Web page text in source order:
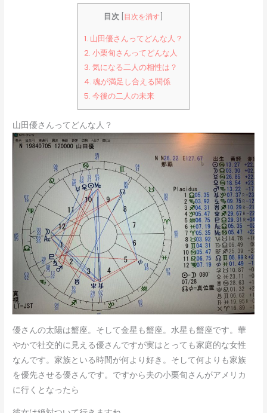
目次 目次を消す
1. 山田優さんってどんな人？
2. 小栗旬さんってどんな人
3. 気になる二人の相性は？
4. 魂が満足し合える関係
5. 今後の二人の未来
山田優さんってどんな人？
優さんの太陽は蟹座。そして金星も蟹座。水星も蟹座です。華
やかで社交的に見える優さんですが実はとっても家庭的な女性
なんです。家族といる時間が何より好き。そして何よりも家族
を優先させる優さんです。ですから夫の小栗旬さんがアメリカ
に行くとなったら